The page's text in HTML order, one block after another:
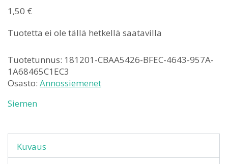
1,50 €
Tuotetta ei ole tällä hetkellä saatavilla
Tuotetunnus: 181201-CBAA5426-BFEC-4643-957A-
1A68465C1EC3
Osasto: Annossiemenet
Siemen
Kuvaus